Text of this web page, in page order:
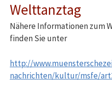
Welttanztag
Nähere Informationen zum
finden Sie unter
http://
nachrichten/kultur/msfe/